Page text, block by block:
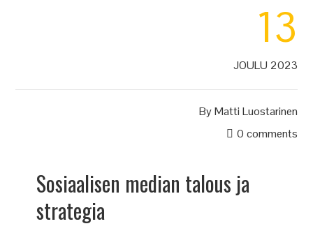
13
JOULU 2023
ByMatti Luostarinen
0 comments
Sosiaalisen median talous ja
strategia